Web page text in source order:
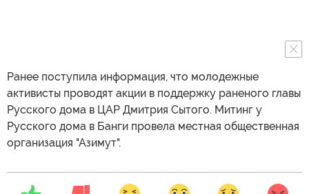
Ранее поступила информация, что молодежные
активисты проводят акции в поддержку раненого главы
Русского дома в ЦАР Дмитрия Сытого. Митинг у
Русского дома в Банги провела местная общественная
организация "Азимут".